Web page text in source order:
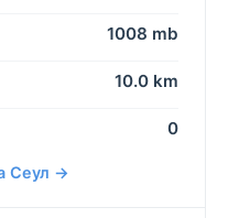
1008 mb
10.0 km
0
Сеул →